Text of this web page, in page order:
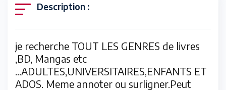
Description :
je recherche TOUT LES GENRES de livres
,BD, Mangas etc
...ADULTES,UNIVERSITAIRES,ENFANTS ET
ADOS. Meme annoter ou surligner.Peut